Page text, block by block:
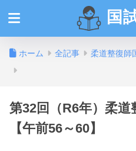
国
ホーム 全記事 柔道整復師
第32回（R6年）柔
【午前56～60】